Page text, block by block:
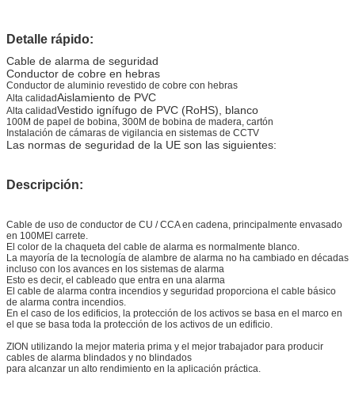
Detalle rápido:
Cable de alarma de seguridad
Conductor de cobre en hebras
Conductor de aluminio revestido de cobre con hebras
Alta calidadAislamiento de PVC
Alta calidadVestido ignífugo de PVC (RoHS), blanco
100M de papel de bobina, 300M de bobina de madera, cartón
Instalación de cámaras de vigilancia en sistemas de CCTV
Las normas de seguridad de la UE son las siguientes:
Descripción:
Cable de uso de conductor de CU / CCA en cadena, principalmente envasado
en 100MEl carrete.
El color de la chaqueta del cable de alarma es normalmente blanco.
La mayoría de la tecnología de alambre de alarma no ha cambiado en décadas
incluso con los avances en los sistemas de alarma
Esto es decir, el cableado que entra en una alarma
El cable de alarma contra incendios y seguridad proporciona el cable básico
de alarma contra incendios.
En el caso de los edificios, la protección de los activos se basa en el marco en
el que se basa toda la protección de los activos de un edificio.
ZION utilizando la mejor materia prima y el mejor trabajador para producir
cables de alarma blindados y no blindados
para alcanzar un alto rendimiento en la aplicación práctica.